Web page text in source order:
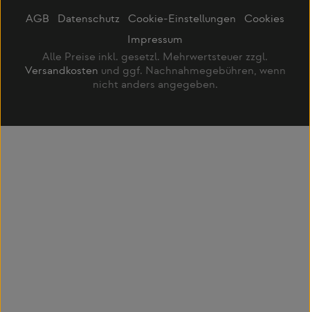
AGB Datenschutz Cookie-Einstellungen
Cookies
Impressum
Alle Preise inkl. gesetzl. Mehrwertsteuer zzgl.
Versandkosten und ggf. Nachnahmegebühren, wenn
nicht anders angegeben.